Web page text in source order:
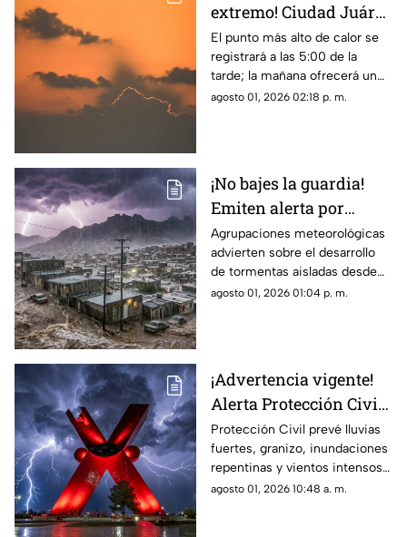
extremo! Ciudad Juárez
tendrá hasta 38 grados
en el clima de este
domingo
El punto más alto de calor se
registrará a las 5:00 de la
tarde; la mañana ofrecerá un
ambiente más fresco con 26
agosto 01, 2026 02:18 p. m.
¡No bajes la guardia!
Emiten alerta por
monzón y riesgo de
inundaciones en
Ciudad Juárez y El Paso
Agrupaciones meteorológicas
advierten sobre el desarrollo
de tormentas aisladas desde
las 12:00 p. m.,
agosto 01, 2026 01:04 p. m.
¡Advertencia vigente!
Alerta Protección Civil
por tormentas y posible
caída de granizo este
sábado
Protección Civil prevé lluvias
fuertes, granizo, inundaciones
repentinas y vientos intensos
desde el mediodía de este
agosto 01, 2026 10:48 a. m.